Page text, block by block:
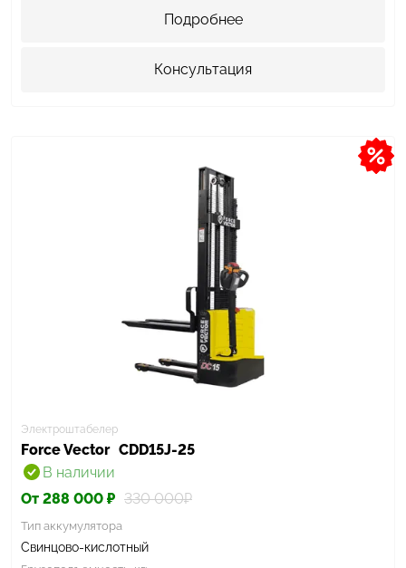
Подробнее
Консультация
Электроштабелер
Force Vector CDD15J-25
В наличии
От 288 000 ₽ 330 000₽
Тип аккумулятора
Свинцово-кислотный